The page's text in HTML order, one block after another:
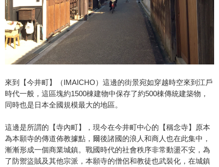
來到【今井町】（IMAICHO）這邊的街景宛如穿越時空來到江戶
時代一般，這區塊約1500棟建物中保存了約500棟傳統建築物，
同時也是日本全國規模最大的地區。
這邊是所謂的【寺內町】，現今在今井町中心的【稱念寺】原本
為本願寺的傳道佈教據點，爾後諸國的浪人和商人也在此集中，
漸漸形成一個商業城鎮。戰國時代的社會秩序非常動盪不安，為
了防禦盜賊及其他宗派，本願寺的僧侶和教徒也武裝化，在城鎮